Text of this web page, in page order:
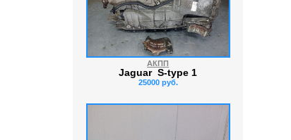
АКПП
Jaguar S-type 1
25000 руб.